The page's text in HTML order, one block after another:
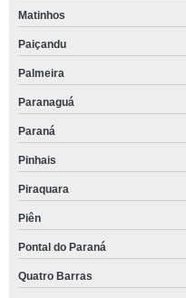
Matinhos
Paiçandu
Palmeira
Paranaguá
Paraná
Pinhais
Piraquara
Piên
Pontal do Paraná
Quatro Barras